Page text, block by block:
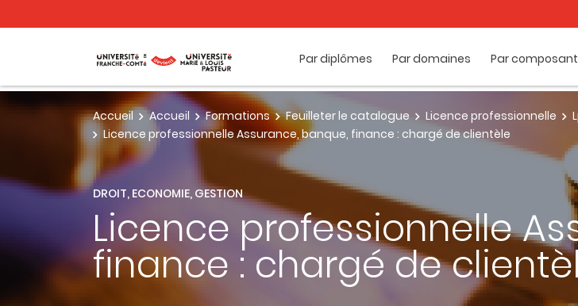
Par diplômes Par domaines Par
Accueil Accueil Formations Feuilleter le catalogue Licence professionnelle
Licence professionnelle Assurance, banque, finance : chargé de clientèle
DROIT, ECONOMIE, GESTION
Licence professionnelle
finance : chargé de